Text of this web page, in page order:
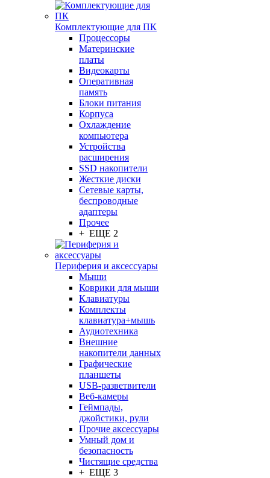
Комплектующие для ПК
Процессоры
Материнские
платы
Видеокарты
Оперативная
память
Блоки питания
Корпуса
Охлаждение
компьютера
Устройства
расширения
SSD накопители
Жесткие диски
Сетевые карты,
беспроводные
адаптеры
Прочее
+ ЕЩЕ 2
Периферия и аксессуары
Мыши
Коврики для мыши
Клавиатуры
Комплекты
клавиатура+мышь
Аудиотехника
Внешние
накопители данных
Графические
планшеты
USB-разветвители
Веб-камеры
Геймпады,
джойстики, рули
Прочие аксессуары
Умный дом и
безопасность
Чистящие средства
+ ЕЩЕ 3